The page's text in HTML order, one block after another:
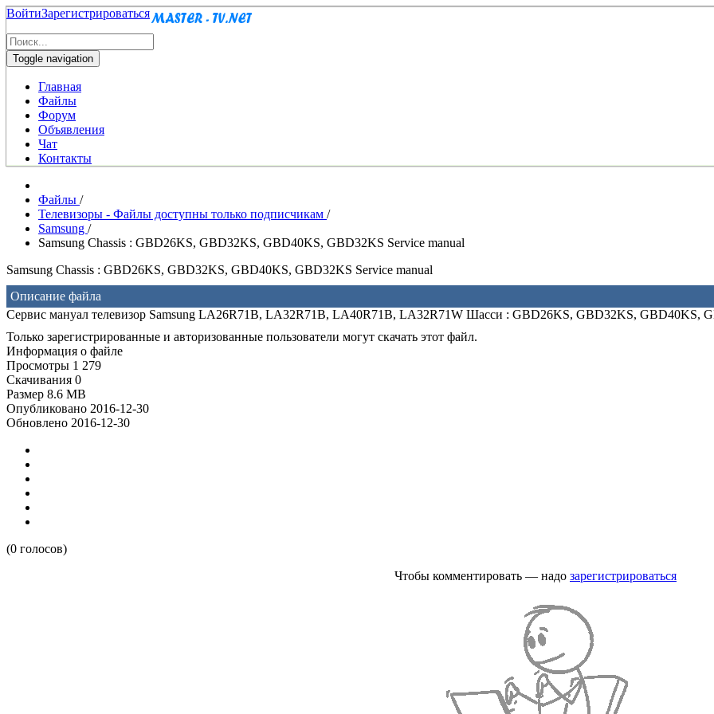
ВойтиЗарегистрироваться
Toggle navigation
Главная
Файлы
Форум
Объявления
Чат
Контакты
Файлы /
Телевизоры - Файлы доступны только подписчикам /
Samsung /
Samsung Chassis : GBD26KS, GBD32KS, GBD40KS, GBD32KS Service manual
Samsung Chassis : GBD26KS, GBD32KS, GBD40KS, GBD32KS Service manual
Описание файла
Сервис мануал телевизор Samsung LA26R71B, LA32R71B, LA40R71B, LA32R71W Шасси : GBD26KS, GBD32KS, GBD40KS,
Только зарегистрированные и авторизованные пользователи могут скачать этот файл.
Информация о файле
Просмотры 1 279
Скачивания 0
Размер 8.6 MB
Опубликовано 2016-12-30
Обновлено 2016-12-30
(0 голосов)
Чтобы комментировать — надо зарегистрироваться